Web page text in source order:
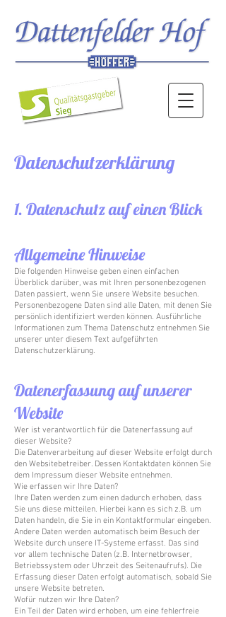
Datenschutzerklärung
1. Datenschutz auf einen Blick
Allgemeine Hinweise
Die folgenden Hinweise geben einen einfachen
Überblick darüber, was mit Ihren personenbezogenen
Daten passiert, wenn Sie unsere Website besuchen.
Personenbezogene Daten sind alle Daten, mit denen Sie
persönlich identifiziert werden können. Ausführliche
Informationen zum Thema Datenschutz entnehmen Sie
unserer unter diesem Text aufgeführten
Datenschutzerklärung.
Datenerfassung auf unserer
Website
Wer ist verantwortlich für die Datenerfassung auf
dieser Website?
Die Datenverarbeitung auf dieser Website erfolgt durch
den Websitebetreiber. Dessen Kontaktdaten können Sie
dem Impressum dieser Website entnehmen.
Wie erfassen wir Ihre Daten?
Ihre Daten werden zum einen dadurch erhoben, dass
Sie uns diese mitteilen. Hierbei kann es sich z.B. um
Daten handeln, die Sie in ein Kontaktformular eingeben.
Andere Daten werden automatisch beim Besuch der
Website durch unsere IT-Systeme erfasst. Das sind
vor allem technische Daten (z.B. Internetbrowser,
Betriebssystem oder Uhrzeit des Seitenaufrufs). Die
Erfassung dieser Daten erfolgt automatisch, sobald Sie
unsere Website betreten.
Wofür nutzen wir Ihre Daten?
Ein Teil der Daten wird erhoben, um eine fehlerfreie